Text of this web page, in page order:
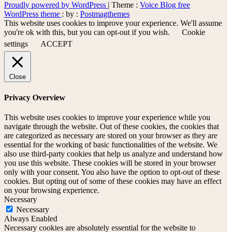
Proudly powered by WordPress | Theme : Voice Blog free
WordPress theme : by : Postmagthemes
This website uses cookies to improve your experience. We'll assume
you're ok with this, but you can opt-out if you wish.
Cookie
settings
ACCEPT
Close
Privacy Overview
This website uses cookies to improve your experience while you
navigate through the website. Out of these cookies, the cookies that
are categorized as necessary are stored on your browser as they are
essential for the working of basic functionalities of the website. We
also use third-party cookies that help us analyze and understand how
you use this website. These cookies will be stored in your browser
only with your consent. You also have the option to opt-out of these
cookies. But opting out of some of these cookies may have an effect
on your browsing experience.
Necessary
Necessary
Always Enabled
Necessary cookies are absolutely essential for the website to